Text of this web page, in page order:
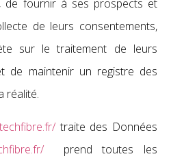
de fournir à ses prospects et
de leurs consentements,
sur le traitement de leurs
de maintenir un registre des
réalité.
traite des Données
prend toutes les